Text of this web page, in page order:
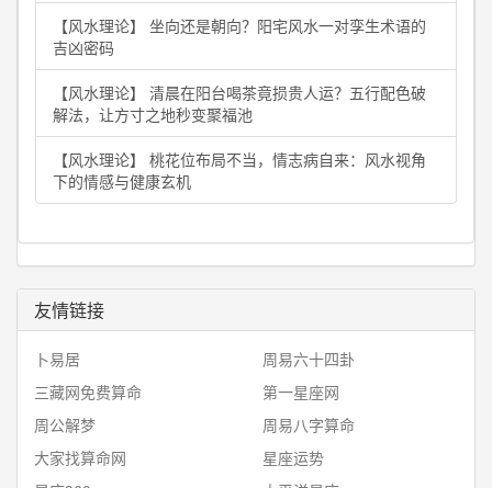
【风水理论】 坐向还是朝向？阳宅风水一对孪生术语的
吉凶密码
【风水理论】 清晨在阳台喝茶竟损贵人运？五行配色破
解法，让方寸之地秒变聚福池
【风水理论】 桃花位布局不当，情志病自来：风水视角
下的情感与健康玄机
友情链接
卜易居
周易六十四卦
三藏网免费算命
第一星座网
周公解梦
周易八字算命
大家找算命网
星座运势